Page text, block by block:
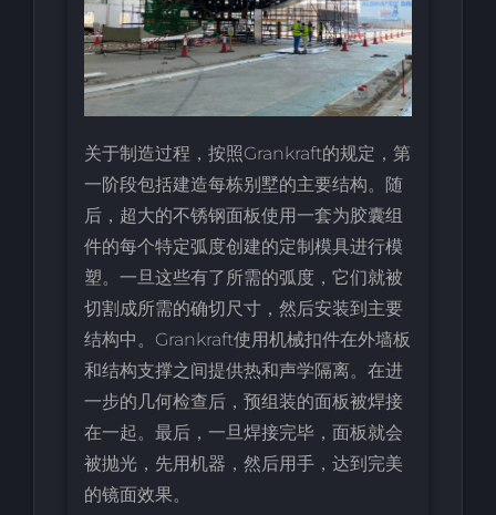
关于制造过程，按照Grankraft的规定，第
一阶段包括建造每栋别墅的主要结构。随
后，超大的不锈钢面板使用一套为胶囊组
件的每个特定弧度创建的定制模具进行模
塑。一旦这些有了所需的弧度，它们就被
切割成所需的确切尺寸，然后安装到主要
结构中。Grankraft使用机械扣件在外墙板
和结构支撑之间提供热和声学隔离。在进
一步的几何检查后，预组装的面板被焊接
在一起。最后，一旦焊接完毕，面板就会
被抛光，先用机器，然后用手，达到完美
的镜面效果。